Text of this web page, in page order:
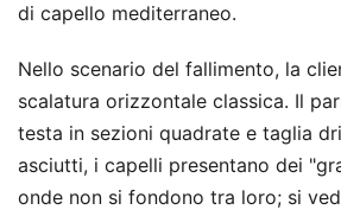
di capello mediterraneo.
Nello scenario del fallimento, la
scalatura orizzontale classica. Il
testa in sezioni quadrate e taglia
asciutti, i capelli presentano dei
onde non si fondono tra loro; si